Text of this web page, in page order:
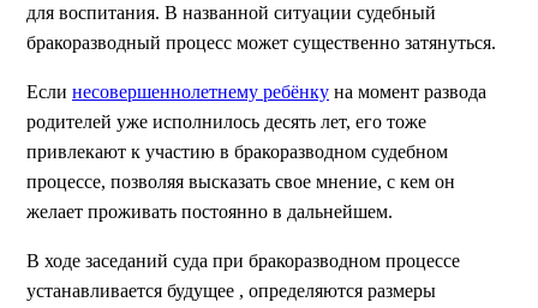
для воспитания. В названной ситуации судебный
бракоразводный процесс может существенно затянуться.
Если несовершеннолетнему ребёнку на момент развода
родителей уже исполнилось десять лет, его тоже
привлекают к участию в бракоразводном судебном
процессе, позволяя высказать свое мнение, с кем он
желает проживать постоянно в дальнейшем.
В ходе заседаний суда при бракоразводном процессе
устанавливается будущее , определяются размеры